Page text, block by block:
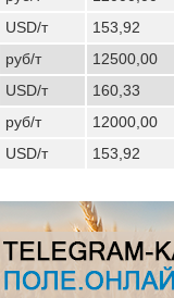
USD/т
153,92
руб/т 12500,00
USD/т
160,33
руб/т 12000,00
USD/т
153,92